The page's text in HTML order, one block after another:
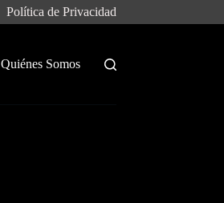
Política de Privacidad
Quiénes Somos